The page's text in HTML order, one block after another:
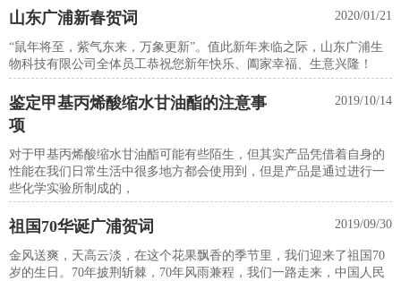
山东广浦新春贺词 2020/01/21
“鼠年将至，紫气东来，万象更新”。值此新年来临之际，山东广浦生
物科技有限公司全体员工恭祝您新年快乐、阖家幸福、生意兴隆！
鉴定甲基丙烯酸缩水甘油酯的注意事
项
2019/10/14
对于甲基丙烯酸缩水甘油酯可能有些陌生，但其实产品凭借着自身的
性能在我们日常生活中很多地方都会使用到，但是产品是通过进行一
些化学实验所制成的，
祖国70华诞广浦贺词 2019/09/30
金风送爽，天高云淡，在这个花果飘香的季节里，我们迎来了祖国70
岁的生日。70年披荆斩棘，70年风雨兼程，我们一路走来，中国人民